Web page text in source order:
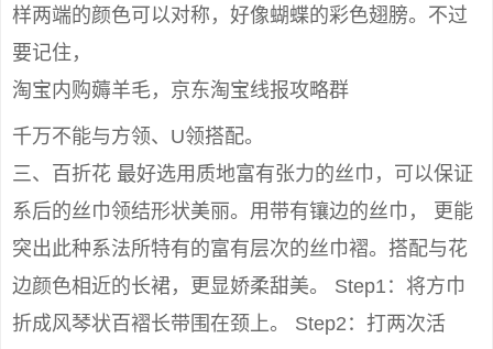
样两端的颜色可以对称，好像蝴蝶的彩色翅膀。不过
要记住，
淘宝内购薅羊毛，京东淘宝线报攻略群
千万不能与方领、U领搭配。
三、百折花 最好选用质地富有张力的丝巾，可以保证
系后的丝巾领结形状美丽。用带有镶边的丝巾， 更能
突出此种系法所特有的富有层次的丝巾褶。搭配与花
边颜色相近的长裙，更显娇柔甜美。 Step1：将方巾
折成风琴状百褶长带围在颈上。 Step2：打两次活